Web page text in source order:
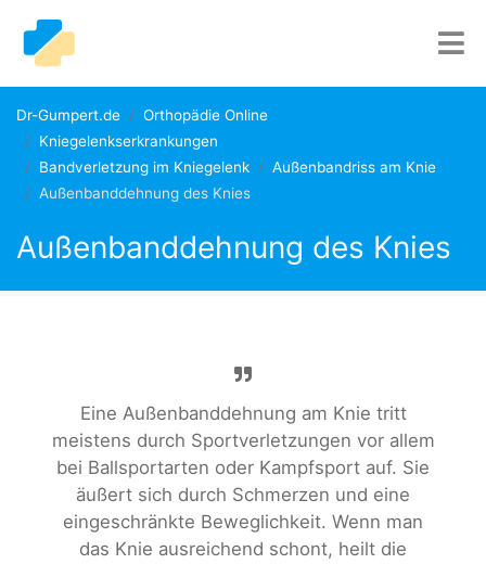
Dr-Gumpert.de
Orthopädie Online
Kniegelenkserkrankungen
Bandverletzung im Kniegelenk
Außenbandriss am Knie
Außenbanddehnung des Knies
Außenbanddehnung des Knies
Eine Außenbanddehnung am Knie tritt
meistens durch Sportverletzungen vor allem
bei Ballsportarten oder Kampfsport auf. Sie
äußert sich durch Schmerzen und eine
eingeschränkte Beweglichkeit. Wenn man
das Knie ausreichend schont, heilt die